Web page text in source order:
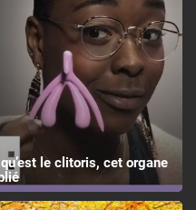
le clitoris, cet organe